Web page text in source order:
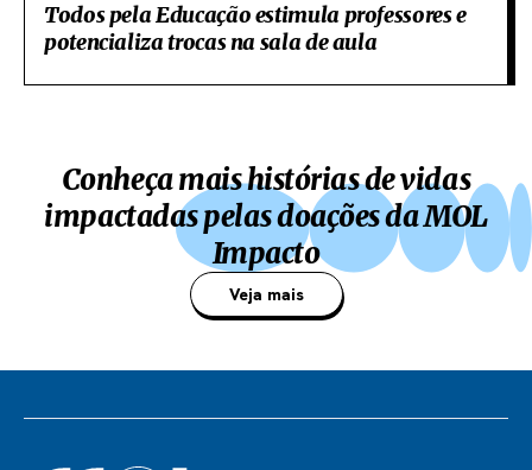
Todos pela Educação estimula professores e
potencializa trocas na sala de aula
Conheça mais histórias de vidas
impactadas pelas doações da MOL
Impacto
Veja mais